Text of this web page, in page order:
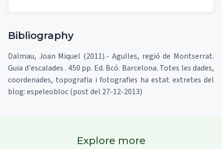
Bibliography
Dalmau, Joan Miquel (2011).- Agulles, regió de Montserrat.
Guia d'escalades . 450 pp. Ed. Bcó. Barcelona. Totes les dades,
coordenades, topografia i fotografies ha estat extretes del
blog: espeleobloc (post del 27-12-2013)
Explore more